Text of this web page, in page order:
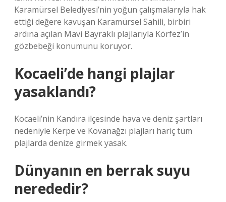
Karamürsel Belediyesi’nin yoğun çalışmalarıyla hak
ettiği değere kavuşan Karamürsel Sahili, birbiri
ardına açılan Mavi Bayraklı plajlarıyla Körfez’in
gözbebeği konumunu koruyor.
Kocaeli’de hangi plajlar
yasaklandı?
Kocaeli’nin Kandıra ilçesinde hava ve deniz şartları
nedeniyle Kerpe ve Kovanağzı plajları hariç tüm
plajlarda denize girmek yasak.
Dünyanın en berrak suyu
nerededir?